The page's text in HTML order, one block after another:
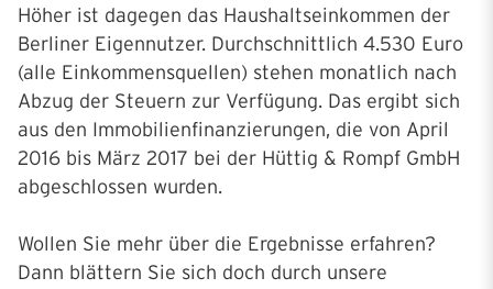
Höher ist dagegen das Haushaltseinkommen der
Berliner Eigennutzer. Durchschnittlich 4.530 Euro
(alle Einkommensquellen) stehen monatlich nach
Abzug der Steuern zur Verfügung. Das ergibt sich
aus den Immobilienfinanzierungen, die von April
2016 bis März 2017 bei der Hüttig & Rompf GmbH
abgeschlossen wurden.
Wollen Sie mehr über die Ergebnisse erfahren?
Dann blättern Sie sich doch durch unsere